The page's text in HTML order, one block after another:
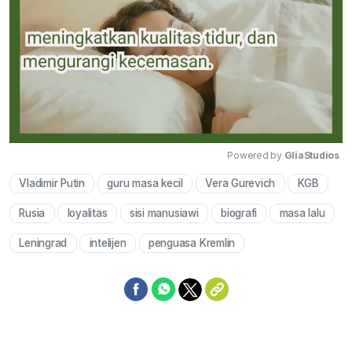
Mute
Powered by GliaStudios
Vladimir Putin guru masa kecil Vera Gurevich KGB
Rusia loyalitas sisi manusiawi biografi masa lalu
Leningrad intelijen penguasa Kremlin